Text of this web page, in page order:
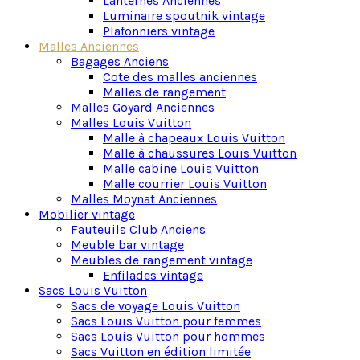
une fonctionnalité et un style intemporels qui
s’adapteront à tous vos besoins.
Offrez-vous ou offrez-en à quelqu’un d’autre le luxe
qu’il mérite et faites de chaque achat une expérience
unique. Explorez notre collection de malles
anciennes de marque et trouvez la pièce qui
complétera votre collection.
Luminaire spoutnik vintage
Plafonniers vintage
Malles Anciennes
Bagages Anciens
Cote des malles anciennes
Malles de rangement
Malles Goyard Anciennes
Malles Louis Vuitton
Malle à chapeaux Louis Vuitton
Malle à chaussures Louis Vuitton
Malle cabine Louis Vuitton
Malle courrier Louis Vuitton
Malles Moynat Anciennes
Mobilier vintage
Fauteuils Club Anciens
Meuble bar vintage
Meubles de rangement vintage
Enfilades vintage
Sacs Louis Vuitton
Sacs de voyage Louis Vuitton
Sacs Louis Vuitton pour femmes
Sacs Louis Vuitton pour hommes
Sacs Vuitton en édition limitée